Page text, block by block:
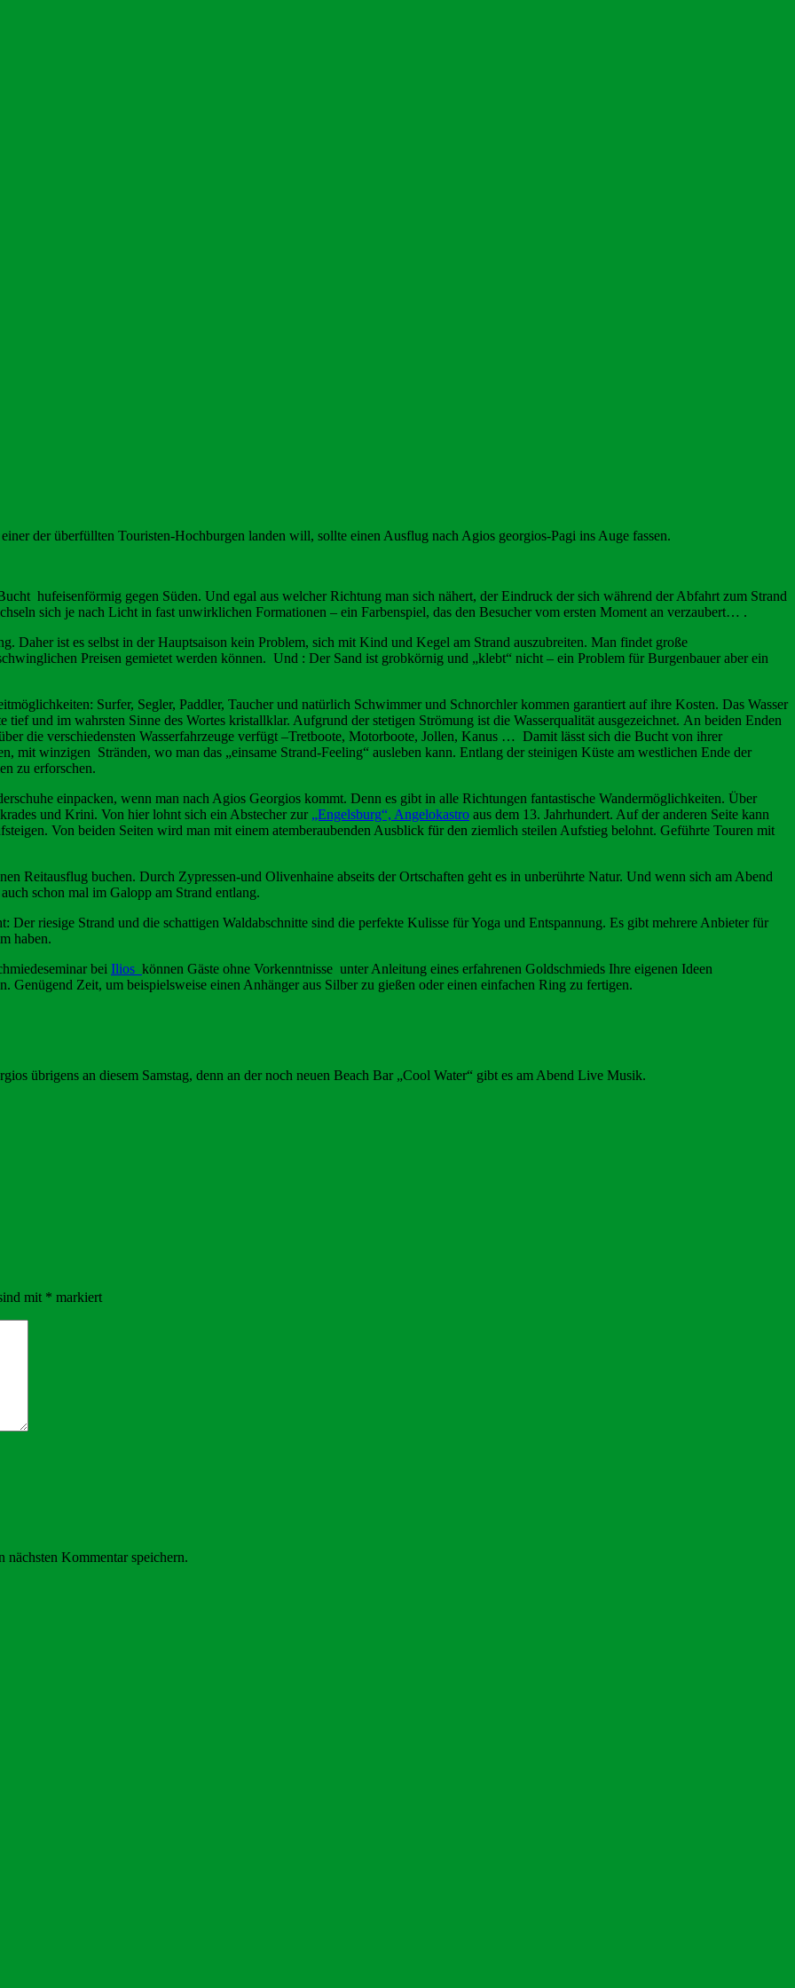
der überfüllten Touristen-Hochburgen landen will, sollte einen Ausflug nach Agios georgios-Pagi ins Auge fassen.
hufeisenförmig gegen Süden. Und egal aus welcher Richtung man sich nähert, der Eindruck der sich während der Abfahrt zum Strand
sich je nach Licht in fast unwirklichen Formationen – ein Farbenspiel, das den Besucher vom ersten Moment an verzaubert… .
Daher ist es selbst in der Hauptsaison kein Problem, sich mit Kind und Kegel am Strand auszubreiten. Man findet große
Preisen gemietet werden können. Und : Der Sand ist grobkörnig und „klebt“ nicht – ein Problem für Burgenbauer aber ein
Surfer, Segler, Paddler, Taucher und natürlich Schwimmer und Schnorchler kommen garantiert auf ihre Kosten. Das Wasser
und im wahrsten Sinne des Wortes kristallklar. Aufgrund der stetigen Strömung ist die Wasserqualität ausgezeichnet. An beiden Enden
die verschiedensten Wasserfahrzeuge verfügt –Tretboote, Motorboote, Jollen, Kanus … Damit lässt sich die Bucht von ihrer
mit winzigen Stränden, wo man das „einsame Strand-Feeling“ ausleben kann. Entlang der steinigen Küste am westlichen Ende der
zu erforschen.
einpacken, wenn man nach Agios Georgios kommt. Denn es gibt in alle Richtungen fantastische Wandermöglichkeiten. Über
und Krini. Von hier lohnt sich ein Abstecher zur „Engelsburg“, Angelokastro aus dem 13. Jahrhundert. Auf der anderen Seite kann
Von beiden Seiten wird man mit einem atemberaubenden Ausblick für den ziemlich steilen Aufstieg belohnt. Geführte Touren mit
Reitausflug buchen. Durch Zypressen-und Olivenhaine abseits der Ortschaften geht es in unberührte Natur. Und wenn sich am Abend
schon mal im Galopp am Strand entlang.
Der riesige Strand und die schattigen Waldabschnitte sind die perfekte Kulisse für Yoga und Entspannung. Es gibt mehrere Anbieter für
haben.
bei Ilios können Gäste ohne Vorkenntnisse unter Anleitung eines erfahrenen Goldschmieds Ihre eigenen Ideen
Zeit, um beispielsweise einen Anhänger aus Silber zu gießen oder einen einfachen Ring zu fertigen.
übrigens an diesem Samstag, denn an der noch neuen Beach Bar „Cool Water“ gibt es am Abend Live Musik.
mit * markiert
Kommentar speichern.